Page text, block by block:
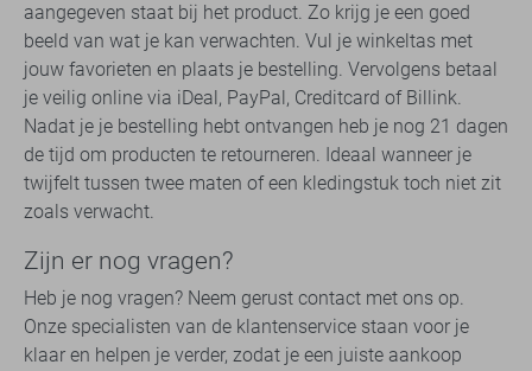
aangegeven staat bij het product. Zo krijg je een goed
beeld van wat je kan verwachten. Vul je winkeltas met
jouw favorieten en plaats je bestelling. Vervolgens betaal
je veilig online via iDeal, PayPal, Creditcard of Billink.
Nadat je je bestelling hebt ontvangen heb je nog 21 dagen
de tijd om producten te retourneren. Ideaal wanneer je
twijfelt tussen twee maten of een kledingstuk toch niet zit
zoals verwacht.
Zijn er nog vragen?
Heb je nog vragen? Neem gerust contact met ons op.
Onze specialisten van de klantenservice staan voor je
klaar en helpen je verder, zodat je een juiste aankoop